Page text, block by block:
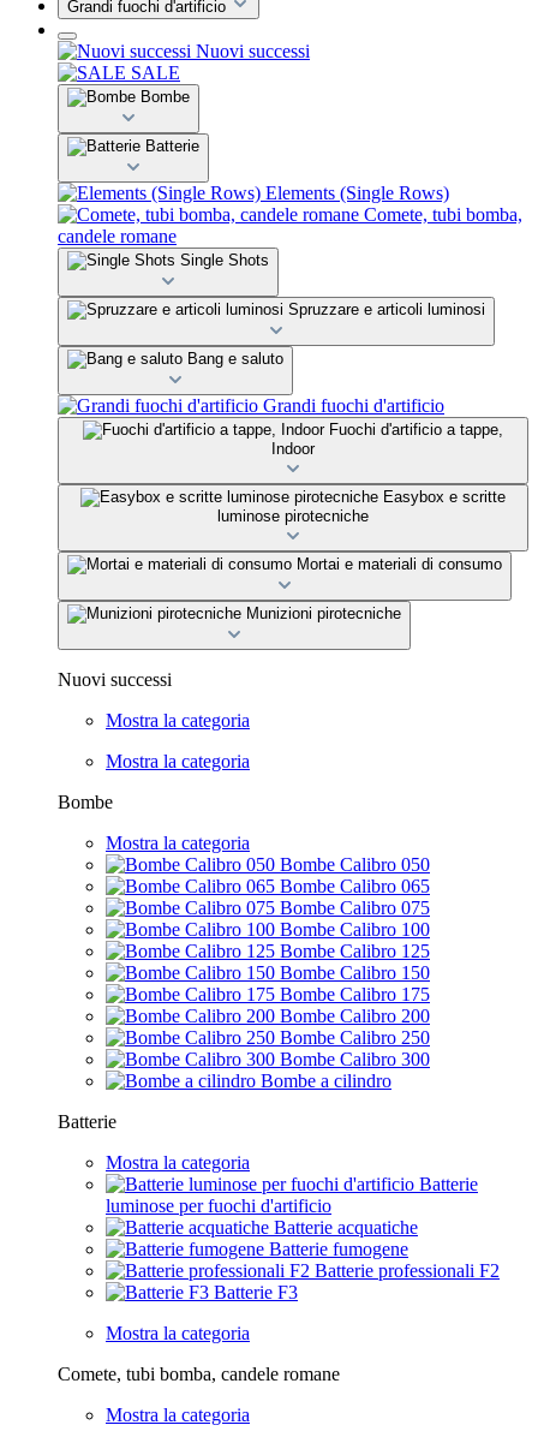
Grandi fuochi d'artificio
Nuovi successi
SALE
Bombe
Batterie
Elements (Single Rows)
Comete, tubi bomba,
candele romane
Single Shots
Spruzzare e articoli luminosi
Bang e saluto
Grandi fuochi d'artificio
Fuochi d'artificio a tappe,
Indoor
Easybox e scritte
luminose pirotecniche
Mortai e materiali di consumo
Munizioni pirotecniche
Nuovi successi
Mostra la categoria
Mostra la categoria
Bombe
Mostra la categoria
Bombe Calibro 050
Bombe Calibro 065
Bombe Calibro 075
Bombe Calibro 100
Bombe Calibro 125
Bombe Calibro 150
Bombe Calibro 175
Bombe Calibro 200
Bombe Calibro 250
Bombe Calibro 300
Bombe a cilindro
Batterie
Mostra la categoria
Batterie
luminose per fuochi d'artificio
Batterie acquatiche
Batterie fumogene
Batterie professionali F2
Batterie F3
Mostra la categoria
Comete, tubi bomba, candele romane
Mostra la categoria